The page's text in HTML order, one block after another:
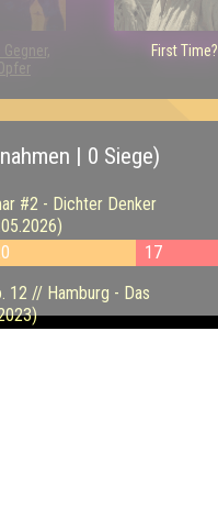
First Time?
| 0 Siege)
#2 - Dichter Denker
17
12 // Hamburg - Das